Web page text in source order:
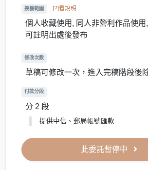
授權範圍 [?]看說明
個人收藏使用, 同人非營利作品使用
可註明出處後發布
修改次數
草稿可修改一次，進入完稿階段後
付款分段
分 2 段
提供中信、郵局帳號匯款
此委託暫停中